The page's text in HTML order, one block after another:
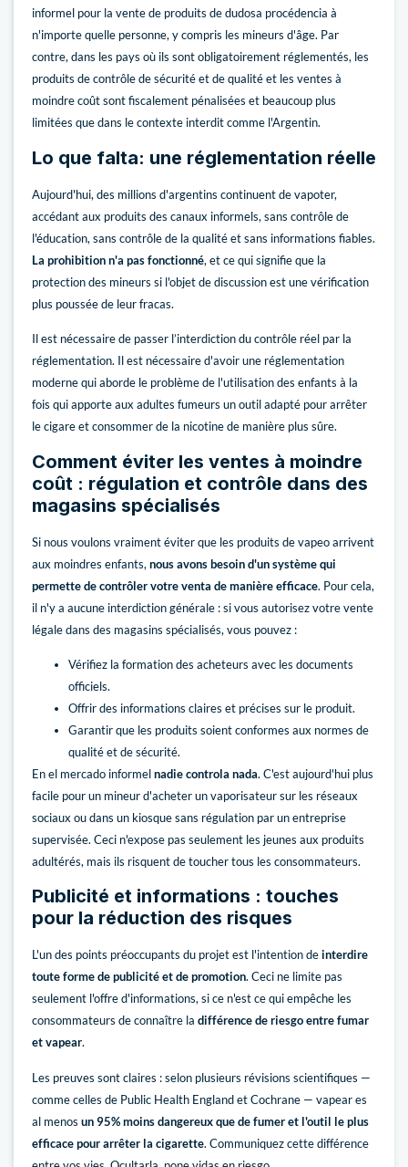
informel pour la vente de produits de dudosa procédencia à
n'importe quelle personne, y compris les mineurs d'âge. Par
contre, dans les pays où ils sont obligatoirement réglementés, les
produits de contrôle de sécurité et de qualité et les ventes à
moindre coût sont fiscalement pénalisées et beaucoup plus
limitées que dans le contexte interdit comme l'Argentin.
Lo que falta: une réglementation réelle
Aujourd'hui, des millions d'argentins continuent de vapoter,
accédant aux produits des canaux informels, sans contrôle de
l'éducation, sans contrôle de la qualité et sans informations fiables.
La prohibition n'a pas fonctionné, et ce qui signifie que la
protection des mineurs si l'objet de discussion est une vérification
plus poussée de leur fracas.
Il est nécessaire de passer l’interdiction du contrôle réel par la
réglementation. Il est nécessaire d'avoir une réglementation
moderne qui aborde le problème de l'utilisation des enfants à la
fois qui apporte aux adultes fumeurs un outil adapté pour arrêter
le cigare et consommer de la nicotine de manière plus sûre.
Comment éviter les ventes à moindre
coût : régulation et contrôle dans des
magasins spécialisés
Si nous voulons vraiment éviter que les produits de vapeo arrivent
aux moindres enfants, nous avons besoin d'un système qui
permette de contrôler votre venta de manière efficace. Pour cela,
il n'y a aucune interdiction générale : si vous autorisez votre vente
légale dans des magasins spécialisés, vous pouvez :
Vérifiez la formation des acheteurs avec les documents
officiels.
Offrir des informations claires et précises sur le produit.
Garantir que les produits soient conformes aux normes de
qualité et de sécurité.
En el mercado informelnadie controla nada. C'est aujourd'hui plus
facile pour un mineur d'acheter un vaporisateur sur les réseaux
sociaux ou dans un kiosque sans régulation par un entreprise
supervisée. Ceci n'expose pas seulement les jeunes aux produits
adultérés, mais ils risquent de toucher tous les consommateurs.
Publicité et informations : touches
pour la réduction des risques
L'un des points préoccupants du projet est l'intention deinterdire
toute forme de publicité et de promotion. Ceci ne limite pas
seulement l'offre d'informations, si ce n'est ce qui empêche les
consommateurs de connaître la différence de riesgo entre fumar
et vapear.
Les preuves sont claires : selon plusieurs révisions scientifiques —
comme celles de Public Health England et Cochrane — vapear es
al menos un 95% moins dangereux que de fumer et l'outil le plus
efficace pour arrêter la cigarette. Communiquez cette différence